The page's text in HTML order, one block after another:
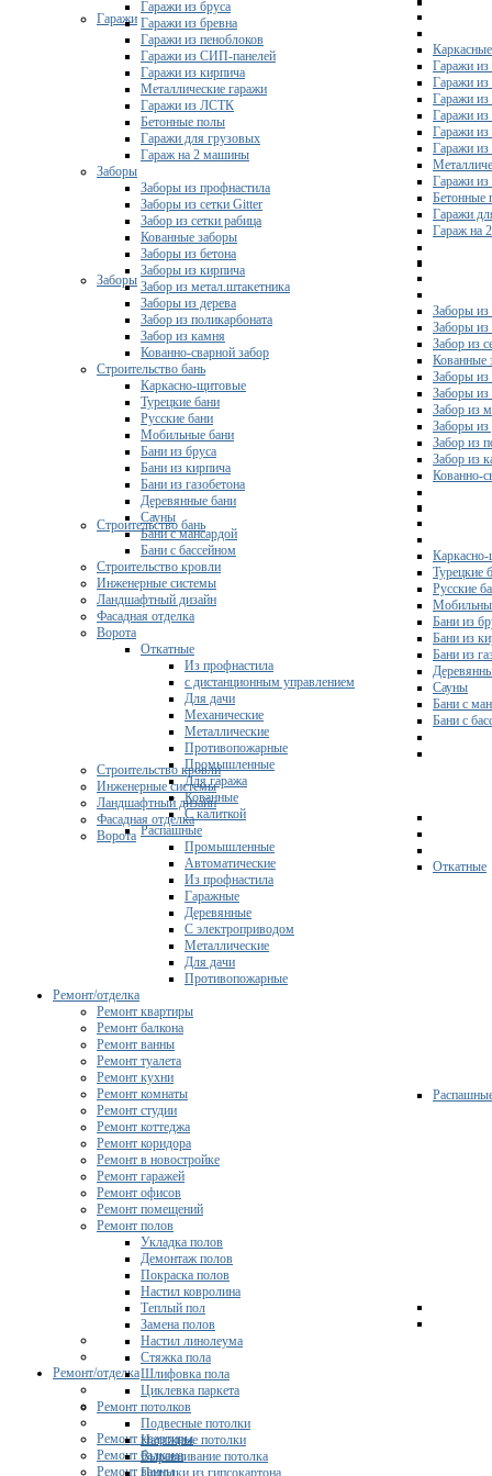
Гаражи
Гаражи из
Гаражи из
Гаражи из
Гаражи из
Гаражи
Гаражи из
Гаражи
Бетонные
Гаражи
Гараж на
Заборы
Заборы из
Заборы из
Забор из
Кованные
Заборы из
Заборы из
Забор из
Заборы из
Забор из
Забор из
Кованно-
Строительство бань
Турецкие
Русские
Бани из
Бани из
Бани из
Сауны
Бани с
Бани с
Строительство кровли
Инженерные системы
Ландшафтный дизайн
Фасадная отделка
Ворота
Откатные
Ремонт/отделка
Ремонт квартиры
Ремонт балкона
Ремонт ванны
Гаражи из бруса
Гаражи из бревна
Гаражи из пеноблоков
Гаражи из СИП-панелей
Гаражи из кирпича
Металлические гаражи
Гаражи из ЛСТК
Бетонные полы
Гаражи для грузовых
Гараж на 2 машины
Заборы
Заборы из профнастила
Заборы из сетки Gitter
Забор из сетки рабица
Кованные заборы
Заборы из бетона
Заборы из кирпича
Забор из метал.штакетника
Заборы из дерева
Забор из поликарбоната
Забор из камня
Кованно-сварной забор
Строительство бань
Каркасно-щитовые
Турецкие бани
Русские бани
Мобильные бани
Бани из бруса
Бани из кирпича
Бани из газобетона
Деревянные бани
Сауны
Бани с мансардой
Бани с бассейном
Строительство кровли
Инженерные системы
Ландшафтный дизайн
Фасадная отделка
Ворота
Откатные
Из профнастила
с дистанционным управлением
Для дачи
Механические
Металлические
Противопожарные
Промышленные
Для гаража
Кованные
С калиткой
Распашные
Промышленные
Автоматические
Из профнастила
Гаражные
Деревянные
С электроприводом
Металлические
Для дачи
Противопожарные
Ремонт/отделка
Ремонт квартиры
Ремонт балкона
Ремонт ванны
Ремонт туалета
Ремонт кухни
Ремонт комнаты
Ремонт студии
Ремонт коттеджа
Ремонт коридора
Ремонт в новостройке
Ремонт гаражей
Ремонт офисов
Ремонт помещений
Ремонт полов
Укладка полов
Демонтаж полов
Покраска полов
Настил ковролина
Теплый пол
Замена полов
Настил линолеума
Стяжка пола
Шлифовка пола
Циклевка паркета
Ремонт потолков
Подвесные потолки
Натяжные потолки
Выравнивание потолка
Потолки из гипсокартона